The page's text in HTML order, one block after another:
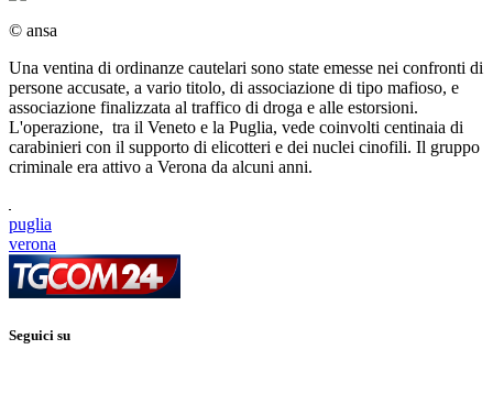
© ansa
Una ventina di ordinanze cautelari sono state emesse nei confronti di
persone accusate, a vario titolo, di associazione di tipo mafioso, e
associazione finalizzata al traffico di droga e alle estorsioni.
L'operazione, tra il Veneto e la Puglia, vede coinvolti centinaia di
carabinieri con il supporto di elicotteri e dei nuclei cinofili. Il gruppo
criminale era attivo a Verona da alcuni anni.
puglia
verona
Seguici su